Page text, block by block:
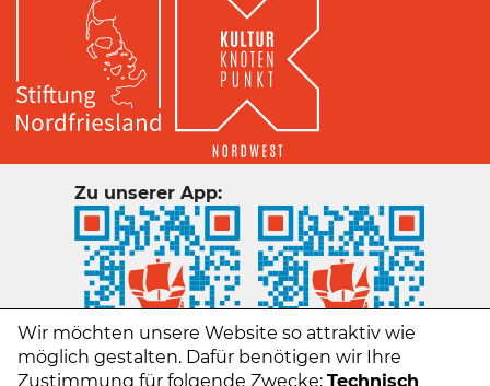
Zu unserer App:
Wir möchten unsere Website so attraktiv wie
möglich gestalten. Dafür benötigen wir Ihre
Zustimmung für folgende Zwecke: Technisch